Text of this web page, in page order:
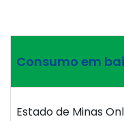
Consumo em
Estado de Minas